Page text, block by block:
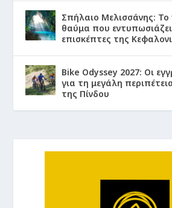
Σπήλαιο Μελισσάνης: Το
θαύμα που
επισκέπτες της
Bike Odyssey 2027: Οι
για τη μεγάλη
της Πίνδου